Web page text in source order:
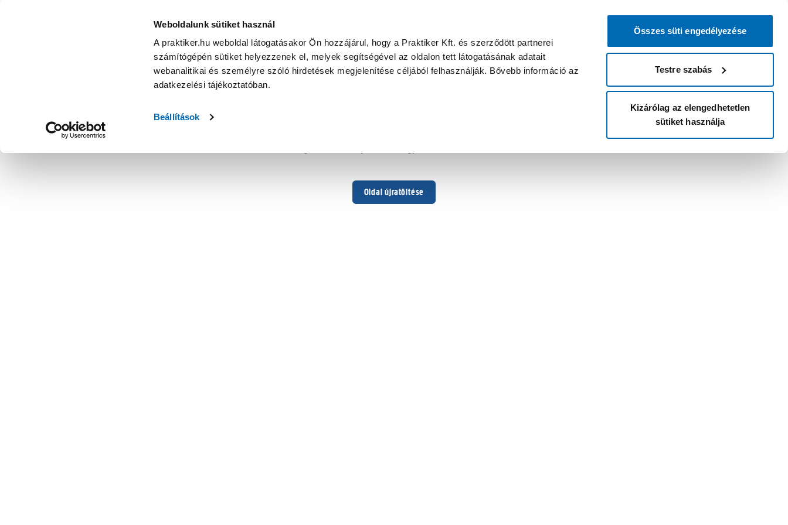
Weboldalunk sütiket használ
A praktiker.hu weboldal látogatásakor Ön hozzájárul, hogy a Praktiker Kft. és szerződött partnerei
számítógépén sütiket helyezzenek el, melyek segítségével az oldalon tett látogatásának adatait
webanalitikai és személyre szóló hirdetések megjelenítése céljából felhasználják. Bővebb információ az
adatkezelési tájékoztatóban.
Beállítások
Összes süti engedélyezése
Testre szabás
Kizárólag az elengedhetetlen
sütiket használja
Oldal újratöltése